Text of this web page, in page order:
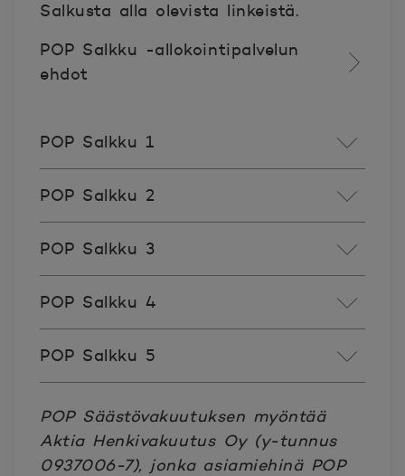
Salkusta alla olevista linkeistä.
POP Salkku -allokointipalvelun
ehdot
POP Salkku 1
POP Salkku 2
POP Salkku 3
POP Salkku 4
POP Salkku 5
POP Säästövakuutuksen myöntää
Aktia Henkivakuutus Oy (y-tunnus
0937006-7), jonka asiamiehinä POP